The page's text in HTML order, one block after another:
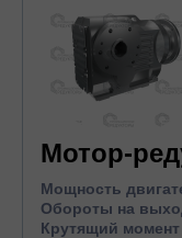
Мотор-
Мощность
Обороты на
Крутящий